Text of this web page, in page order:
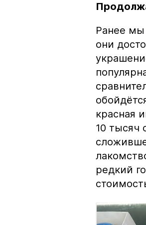
Ранее мы
они
красная
10 тысяч
редкий